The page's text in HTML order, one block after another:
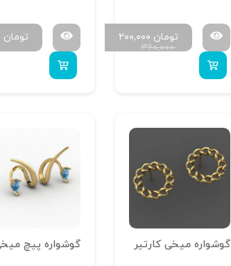
۳۶۰,۰۰۰
۲۰۰,۰۰۰ تومان تومان
گوشواره میخی کارتیر گوشواره پیچ